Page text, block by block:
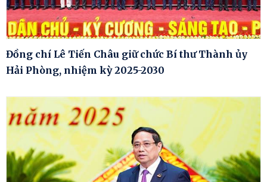
Đồng chí Lê Tiến Châu giữ chức Bí thư Thành ủy
Hải Phòng, nhiệm kỳ 2025-2030